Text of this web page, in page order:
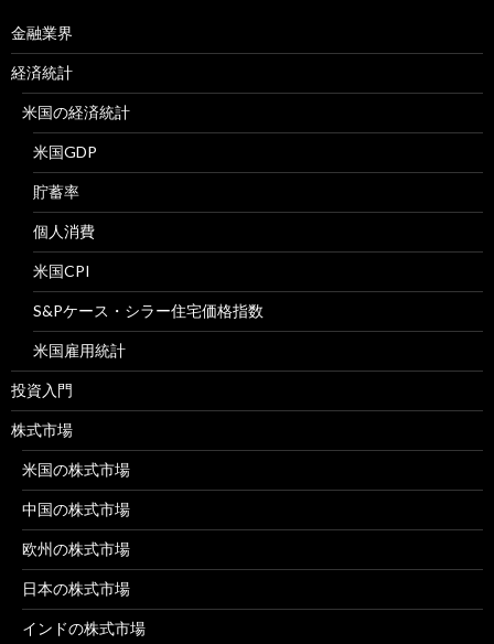
金融業界
経済統計
米国の経済統計
米国GDP
貯蓄率
個人消費
米国CPI
S&Pケース・シラー住宅価格指数
米国雇用統計
投資入門
株式市場
米国の株式市場
中国の株式市場
欧州の株式市場
日本の株式市場
インドの株式市場